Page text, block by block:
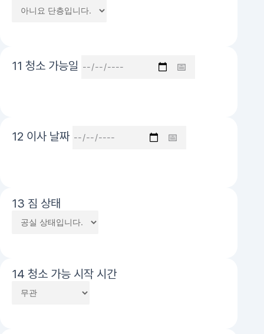
11 청소 가능일
12 이사 날짜
13 짐 상태
14 청소 가능 시작 시간